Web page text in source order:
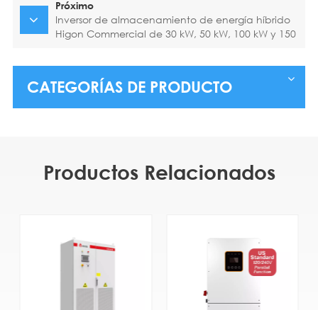
Próximo
Inversor de almacenamiento de energía híbrido
Higon Commercial de 30 kW, 50 kW, 100 kW y 150
CATEGORÍAS DE PRODUCTO
Productos Relacionados